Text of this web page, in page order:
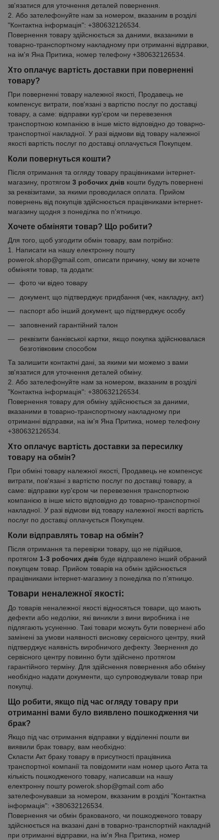
зв'язатися для уточнення деталей повернення.
2. Або зателефонуйте нам за номером, вказаним в розділі
"Контактна інформація": +380632126534.
Повернення товару здійснюється за даними, вказаними в
товарно-транспортному накладному при отриманні відправки,
на ім'я Яна Притика, номер телефону +380632126534.
Хто оплачує вартість доставки при поверненні
товару?
При поверненні товару належної якості, Продавець не
компенсує витрати, пов'язані з вартістю послуг по доставці
товару, а саме: відправки кур'єром чи перевезення
транспортною компанією в інше місто відповідно до товарно-
транспортної накладної. У разі відмови від товару належної
якості вартість послуг по доставці оплачується Покупцем.
Коли повернуться кошти?
Після отримання та огляду товару працівниками інтернет-
магазину, протягом 3 робочих днів кошти будуть повернені
за реквізитами, за якими проводилася оплата. Прийом
повернень від покупців здійснюється працівниками інтернет-
магазину щодня з понеділка по п'ятницю.
Хочете обміняти товар? Що робити?
Для того, щоб узгодити обмін товару, вам потрібно:
1. Написати на нашу електронну пошту
powerok.shop@gmail.com, описати причину, чому ви хочете
обміняти товар, та додати:
фото чи відео товару
документ, що підтверджує придбання (чек, накладну, акт)
паспорт або інший документ, що підтверджує особу
заповнений гарантійний талон
реквізити банківської картки, якщо покупка здійснювалася
безготівковим способом
Та залишити контактні дані, за якими ми можемо з вами
зв'язатися для уточнення деталей обміну.
2. Або зателефонуйте нам за номером, вказаним в розділі
"Контактна інформація": +380632126534.
Повернення товару для обміну здійснюється за даними,
вказаними в товарно-транспортному накладному при
отриманні відправки, на ім'я Яна Притика, номер телефону
+380632126534.
Хто оплачує вартість доставки за пересилку
товару на обмін?
При обміні товару належної якості, Продавець не компенсує
витрати, пов'язані з вартістю послуг по доставці товару, а
саме: відправки кур'єром чи перевезення транспортною
компанією в інше місто відповідно до товарно-транспортної
накладної. У разі відмови від товару належної якості вартість
послуг по доставці оплачується Покупцем.
Коли відправлять товар на обмін?
Після отримання та перевірки товару, що не підійшов,
протягом 1-3 робочих днів буде відправлено інший обраний
покупцем товар. Прийом товарів на обмін здійснюється
працівниками інтернет-магазину з понеділка по п'ятницю.
Товари неналежної якості:
До товарів неналежної якості відносяться товари, що мають
дефекти або недоліки, які виникли з вини виробника і не
підлягають усуненню. Такі товари можуть бути повернені або
замінені за умови наявності висновку сервісного центру, який
підтверджує наявність виробничого дефекту. Звернення до
сервісного центру повинно бути здійснено протягом
гарантійного терміну. Для здійснення повернення або обміну
необхідно надати документи, що супроводжували товар при
покупці.
Що робити, якщо під час огляду товару при
отриманні вами було виявлено пошкодження чи
брак?
Якщо під час отримання відправки у відділенні пошти ви
виявили брак товару, вам необхідно:
Скласти Акт браку товару в присутності працівника
транспортної компанії та повідомити нам номер цього Акта та
кількість пошкодженого товару, написавши на нашу
електронну пошту powerok.shop@gmail.com або
зателефонувавши за номером, вказаним в розділі "Контактна
інформація": +380632126534.
Повернення чи обмін бракованого, чи пошкодженого товару
здійснюється на вказані дані в товарно-транспортній накладній
при отриманні відправки, на ім'я Яна Притика, номер